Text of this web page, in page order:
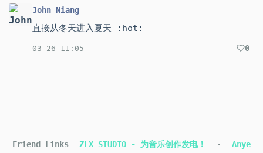
John Niang
直接从冬天进入夏天 :hot:
03-26 11:05 0
Friend Links ZLX STUDIO - 为音乐创作发电！ ·
Anye